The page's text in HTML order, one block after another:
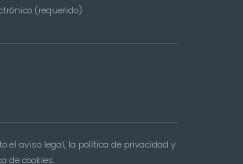
(requerido)
elaviso legal, la política de privacidad y
de cookies.